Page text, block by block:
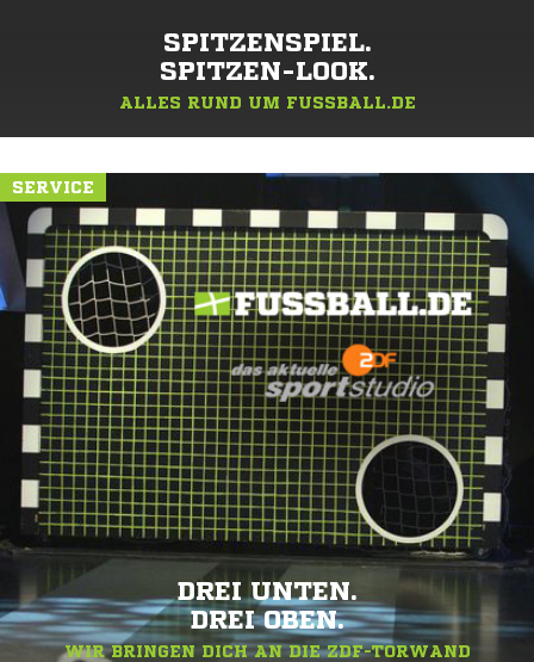
SPITZENSPIEL.
SPITZEN-LOOK.
ALLES RUND UM FUSSBALL.DE
SERVICE
DREI UNTEN.
DREI OBEN.
WIR BRINGEN DICH AN DIE ZDF-TORWAND